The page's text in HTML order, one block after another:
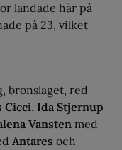
landade här på
på 23, vilket
bronslaget, red
Cicci, Ida Stjernup
Vansten med
Antares och